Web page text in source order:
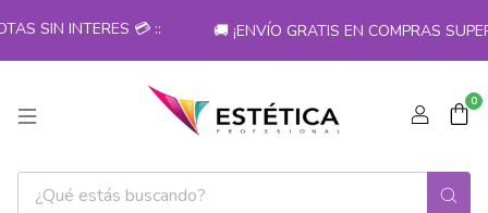
SIN INTERES 💳 :: 🚚 ¡ENVÍO GRATIS EN COMPRAS
0